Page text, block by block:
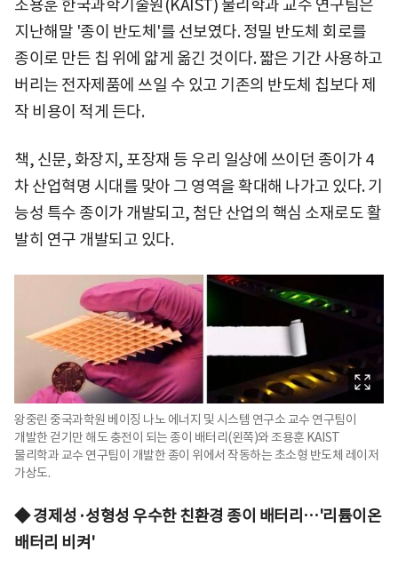
조용훈 한국과학기술원(KAIST) 물리학과 교수 연구팀은
지난해말 '종이 반도체'를 선보였다. 정밀 반도체 회로를
종이로 만든 칩 위에 얇게 옮긴 것이다. 짧은 기간 사용하고
버리는 전자제품에 쓰일 수 있고 기존의 반도체 칩보다 제
작 비용이 적게 든다.
책, 신문, 화장지, 포장재 등 우리 일상에 쓰이던 종이가 4
차 산업혁명 시대를 맞아 그 영역을 확대해 나가고 있다. 기
능성 특수 종이가 개발되고, 첨단 산업의 핵심 소재로도 활
발히 연구 개발되고 있다.
왕중린 중국과학원 베이징 나노 에너지 및 시스템 연구소 교수 연구팀이
개발한 걷기만 해도 충전이 되는 종이 배터리(왼쪽)와 조용훈 KAIST
물리학과 교수 연구팀이 개발한 종이 위에서 작동하는 초소형 반도체 레이저
가상도.
◆ 경제성·성형성 우수한 친환경 종이 배터리…'리튬이온
배터리 비켜'